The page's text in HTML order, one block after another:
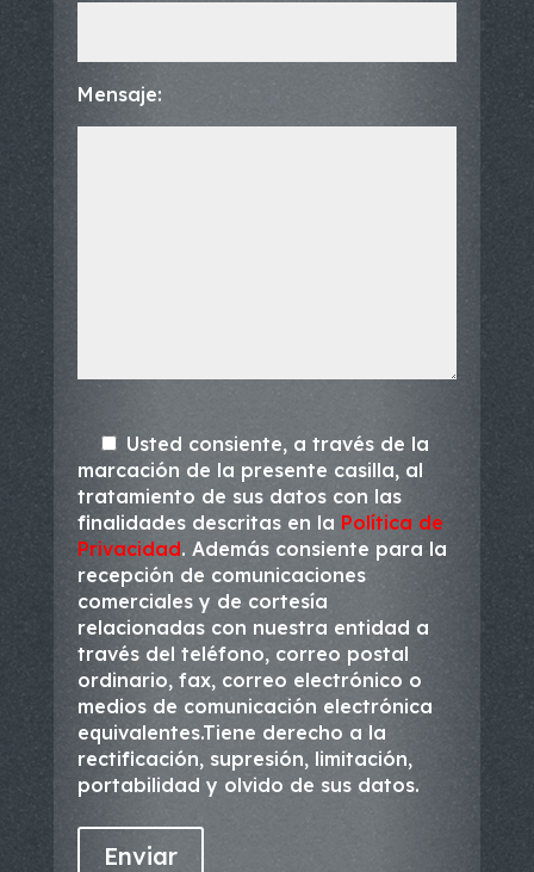
Mensaje:
Usted consiente, a través de la
marcación de la presente casilla, al
tratamiento de sus datos con las
finalidades descritas en la Política de
Privacidad. Además consiente para la
recepción de comunicaciones
comerciales y de cortesía
relacionadas con nuestra entidad a
través del teléfono, correo postal
ordinario, fax, correo electrónico o
medios de comunicación electrónica
equivalentes.Tiene derecho a la
rectificación, supresión, limitación,
portabilidad y olvido de sus datos.